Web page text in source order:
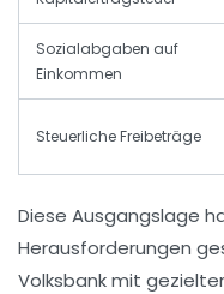
Sozialabgaben auf
Einkommen
Steuerliche Freibeträge
Diese Ausgangslage
Herausforderungen
Volksbank mit